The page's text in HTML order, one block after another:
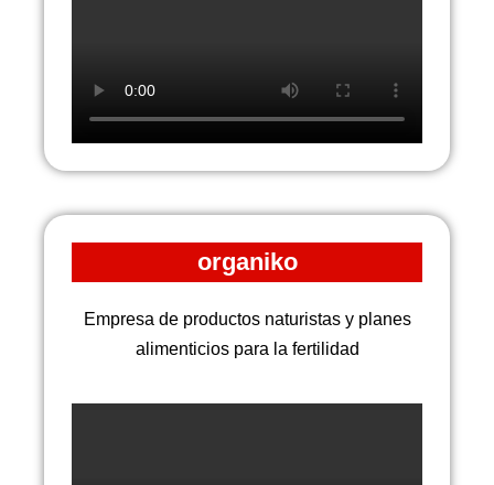
organiko
Empresa de productos naturistas y planes
alimenticios para la fertilidad